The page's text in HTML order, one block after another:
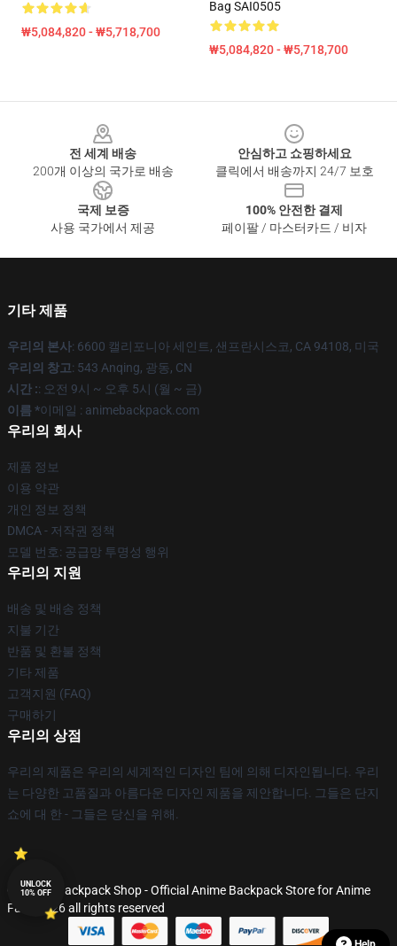
₩5,084,820 - ₩5,718,700
Bag SAI0505
₩5,084,820 - ₩5,718,700
전 세계 배송
200개 이상의 국가로 배송
안심하고 쇼핑하세요
클릭에서 배송까지 24/7 보호
국제 보증
사용 국가에서 제공
100% 안전한 결제
페이팔 / 마스터카드 / 비자
기타 제품
우리의 본사: 6600 캘리포니아 세인트, 샌프란시스코, CA 94108, 미국
우리의 창고: 543 Anqing, 광동, CN
시간 :: 오전 9시 ~ 오후 5시 (월 ~ 금)
이름 *이메일 : animebackpack.com
우리의 회사
제품 정보
이용 약관
개인 정보 정책
DMCA - 저작권 정책
모델 번호: 공급망 투명성 행위
우리의 지원
배송 및 배송 정책
지불 기간
반품 및 환불 정책
기타 제품
고객지원 (FAQ)
구매하기
우리의 상점
우리의 제품은 우리의 세계적인 디자인 팀에 의해 디자인됩니다. 우리
는 다양한 고품질과 아름다운 디자인 제품을 제안합니다. 그들은 단지
쇼에 대 한 - 그들은 당신을 위해.
© Anime Backpack Shop - Official Anime Backpack Store for Anime
Fans 2026 all rights reserved
UNLOCK
10% OFF